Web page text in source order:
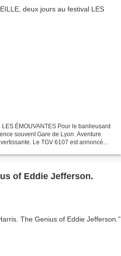
ÉMOUVANTES Pour le banlieusard
souvent Gare de Lyon. Aventure
Le TGV 6107 est annoncé
of Eddie Jefferson.